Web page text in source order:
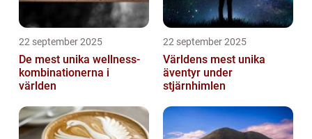
22 september 2025
De mest unika wellness-
kombinationerna i
världen
22 september 2025
Världens mest unika
äventyr under
stjärnhimlen